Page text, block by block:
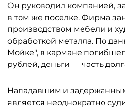
Он руководил компанией,
в том же посёлке. Фирма
производством мебели и
обработкой металла. По
Мойке", в кармане
рублей, деньги — часть
Нападавшим и
является неоднократно